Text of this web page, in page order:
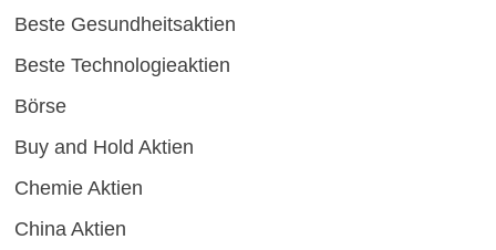
Beste Gesundheitsaktien
Beste Technologieaktien
Börse
Buy and Hold Aktien
Chemie Aktien
China Aktien